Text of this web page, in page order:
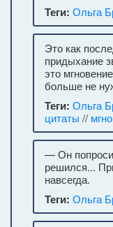
Теги: Ольга
Это как
придыхание
это
больше не
Теги: Ольга
цитаты //
— Он
решился...
навсегда.
Теги: Ольга